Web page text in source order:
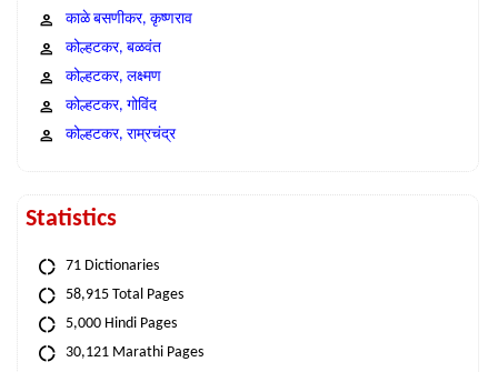
काळे बसणीकर, कृष्णराव
कोल्हटकर, बळवंत
कोल्हटकर, लक्ष्मण
कोल्हटकर, गोविंद
कोल्हटकर, राम्रचंद्र
Statistics
71 Dictionaries
58,915 Total Pages
5,000 Hindi Pages
30,121 Marathi Pages